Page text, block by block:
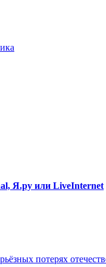
Я.ру или LiveInternet
потерях